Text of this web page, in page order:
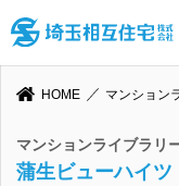
HOME マンション
マンションライブラリ
蒲生ビューハイツ